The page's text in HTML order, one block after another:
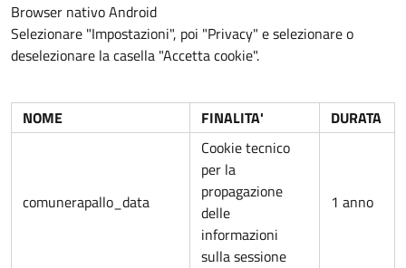
Browser nativo Android
Selezionare "Impostazioni", poi "Privacy" e selezionare o
deselezionare la casella "Accetta cookie".
NOME FINALITA' DURATA
comunerapallo_data
Cookie tecnico
per la
propagazione
delle
informazioni
sulla sessione
1 anno